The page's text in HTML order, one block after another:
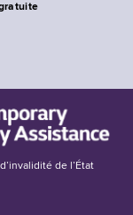
de l’État